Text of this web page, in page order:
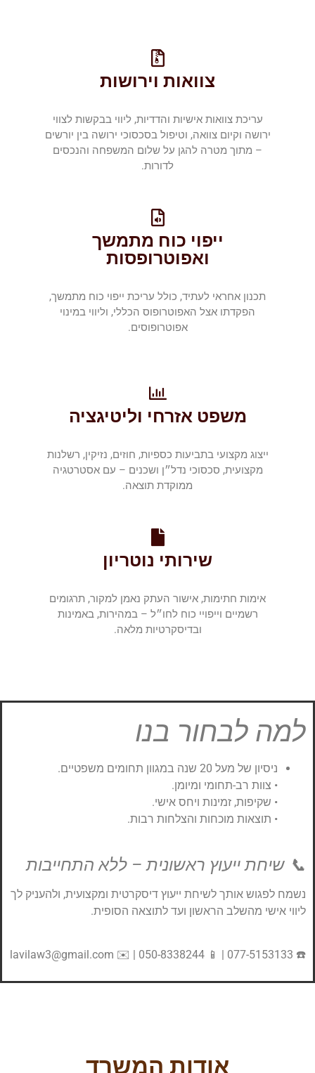
צוואות וירושות
עריכת צוואות אישיות והדדיות, ליווי בבקשות לצווי
ירושה וקיום צוואה, וטיפול בסכסוכי ירושה בין יורשים
– מתוך מטרה להגן על שלום המשפחה והנכסים
לדורות.
ייפוי כוח מתמשך
ואפוטרופסות
תכנון אחראי לעתיד, כולל עריכת ייפוי כוח מתמשך,
הפקדתו אצל האפוטרופוס הכללי, וליווי במינוי
אפוטרופוסים.
משפט אזרחי וליטיגציה
ייצוג מקצועי בתביעות כספיות, חוזים, נזיקין, רשלנות
מקצועית, סכסוכי נדל״ן ושכנים – עם אסטרטגיה
ממוקדת תוצאה.
שירותי נוטריון
אימות חתימות, אישור העתק נאמן למקור, תרגומים
רשמיים וייפויי כוח לחו״ל – במהירות, באמינות
ובדיסקרטיות מלאה.
למה לבחור בנו
ניסיון של מעל 20 שנה במגוון תחומים משפטיים.
• צוות רב-תחומי ומיומן.
• שקיפות, זמינות ויחס אישי.
• תוצאות מוכחות והצלחות רבות.
📞 שיחת ייעוץ ראשונית – ללא התחייבות
נשמח לפגוש אותך לשיחת ייעוץ דיסקרטית ומקצועית, ולהעניק לך
ליווי אישי מהשלב הראשון ועד לתוצאה הסופית.
☎️ 077-5153133 | 📱 050-8338244 | ✉️ lavilaw3@gmail.com
אודות המשרד